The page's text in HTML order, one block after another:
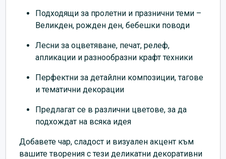
Подходящи за пролетни и празнични теми –
Великден, рожден ден, бебешки поводи
Лесни за оцветяване, печат, релеф,
апликации и разнообразни крафт техники
Перфектни за детайлни композиции, тагове
и тематични декорации
Предлагат се в различни цветове, за да
подхождат на всяка идея
Добавете чар, сладост и визуален акцент към
вашите творения с тези деликатни декоративни